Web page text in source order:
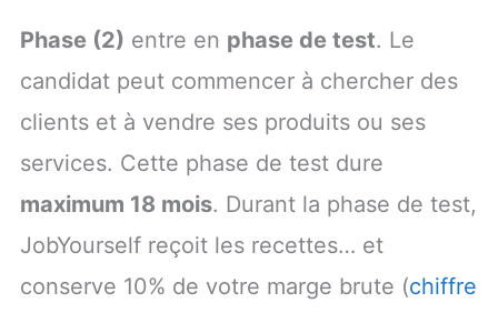
Phase (2) entre en phase de test. Le
candidat peut commencer à chercher des
clients et à vendre ses produits ou ses
services. Cette phase de test dure
maximum 18 mois. Durant la phase de test,
JobYourself reçoit les recettes… et
conserve 10% de votre marge brute (chiffre